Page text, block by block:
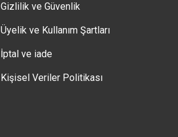
Gizlilik ve Güvenlik
Üyelik ve Kullanım Şartları
İptal ve iade
Kişisel Veriler Politikası